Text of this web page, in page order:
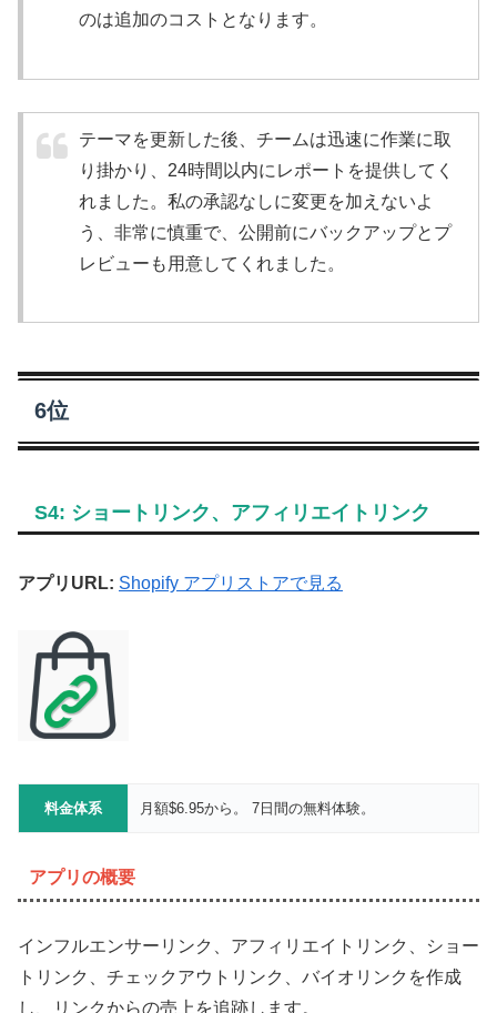
のは追加のコストとなります。
テーマを更新した後、チームは迅速に作業に取
り掛かり、24時間以内にレポートを提供してく
れました。私の承認なしに変更を加えないよ
う、非常に慎重で、公開前にバックアップとプ
レビューも用意してくれました。
6位
S4: ショートリンク、アフィリエイトリンク
アプリURL: Shopify アプリストアで見る
料金体系 月額$6.95から。 7日間の無料体験。
アプリの概要
インフルエンサーリンク、アフィリエイトリンク、ショー
トリンク、チェックアウトリンク、バイオリンクを作成
し、リンクからの売上を追跡します。